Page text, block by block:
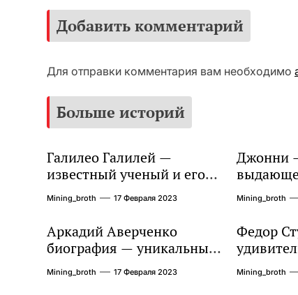
Добавить комментарий
Для отправки комментария вам необходимо
Больше историй
Галилео Галилей —
известный ученый и его
открытия — краткая
биография, достижения и
вклад в науку
Mining_broth 17 Февраля 2023
Джонни
сердец
Mining_broth
Аркадий Аверченко
биография — уникальный
талант, чье детство,
творчество и
Mining_broth 17 Февраля 2023
Федор
жизни
Mining_broth